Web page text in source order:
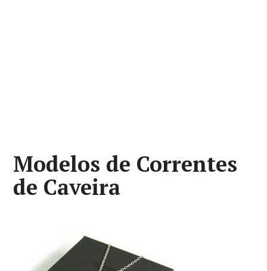
Modelos de Correntes
de Caveira